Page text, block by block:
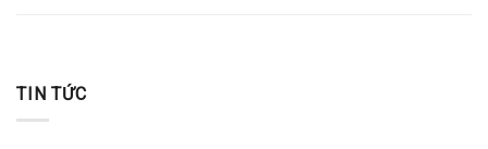
TIN TỨC